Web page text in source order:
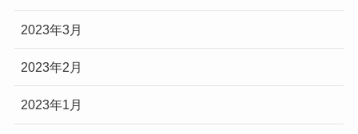
2023年3月
2023年2月
2023年1月